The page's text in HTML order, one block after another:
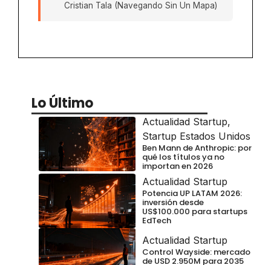
Cristian Tala (Navegando Sin Un Mapa)
Lo Último
Actualidad Startup,
Startup Estados Unidos
Ben Mann de Anthropic: por
qué los títulos ya no
importan en 2026
Actualidad Startup
Potencia UP LATAM 2026:
inversión desde
US$100.000 para startups
EdTech
Actualidad Startup
Control Wayside: mercado
de USD 2.950M para 2035